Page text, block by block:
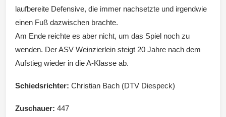
laufbereite Defensive, die immer nachsetzte und irgendwie
einen Fuß dazwischen brachte.
Am Ende reichte es aber nicht, um das Spiel noch zu
wenden. Der ASV Weinzierlein steigt 20 Jahre nach dem
Aufstieg wieder in die A-Klasse ab.
Schiedsrichter: Christian Bach (DTV Diespeck)
Zuschauer: 447